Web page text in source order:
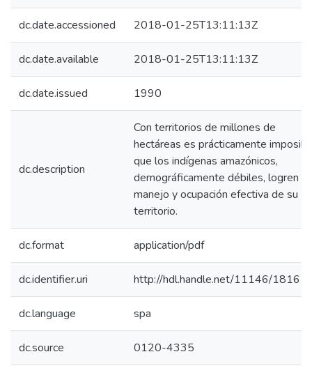
dc.date.accessioned 2018-01-25T13:11:13Z
dc.date.available 2018-01-25T13:11:13Z
dc.date.issued 1990
dc.description
Con territorios de millones de
hectáreas es prácticamente
que los indígenas amazónicos,
demográficamente débiles, logren un
manejo y ocupación efectiva de su
territorio.
dc.format application/pdf
dc.identifier.uri http://hdl.handle.net/11146/1816
dc.language spa
dc.source 0120-4335